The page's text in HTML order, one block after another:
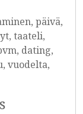
päivä,
taateli,
dating,
vuodelta,